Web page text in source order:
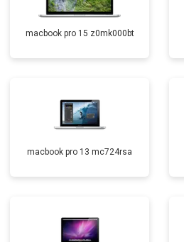
macbook pro 15 z0mk000bt
macbook pro 13 mc724rsa